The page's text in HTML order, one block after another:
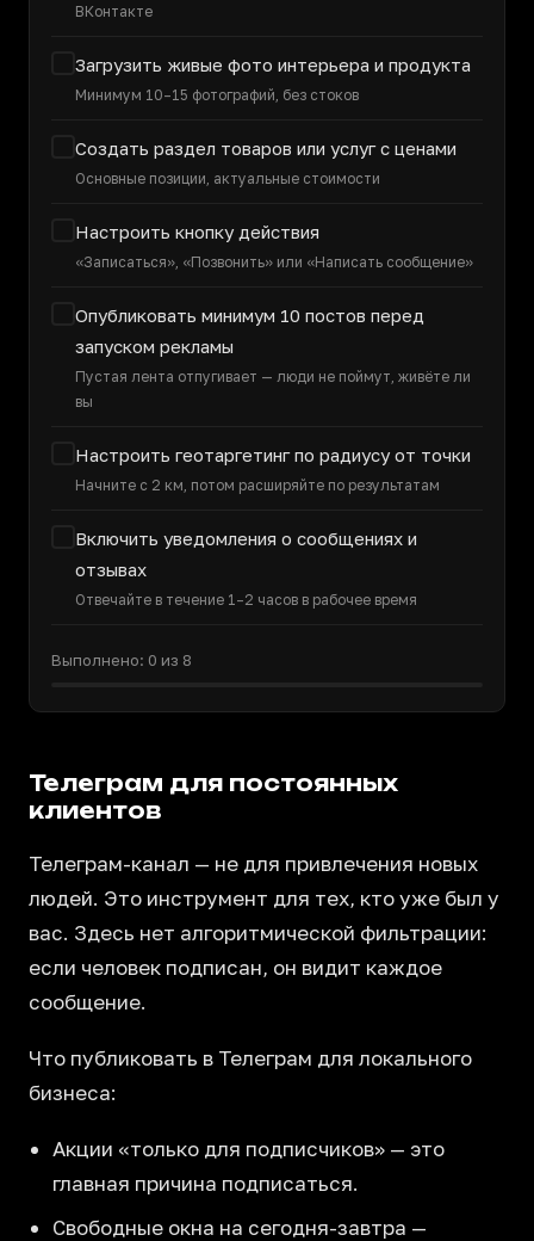
ВКонтакте
Загрузить живые фото интерьера и продукта
Минимум 10–15 фотографий, без стоков
Создать раздел товаров или услуг с ценами
Основные позиции, актуальные стоимости
Настроить кнопку действия
«Записаться», «Позвонить» или «Написать сообщение»
Опубликовать минимум 10 постов перед
запуском рекламы
Пустая лента отпугивает — люди не поймут, живёте ли
вы
Настроить геотаргетинг по радиусу от точки
Начните с 2 км, потом расширяйте по результатам
Включить уведомления о сообщениях и
отзывах
Отвечайте в течение 1–2 часов в рабочее время
Выполнено: 0 из 8
Телеграм для постоянных
клиентов
Телеграм-канал — не для привлечения новых
людей. Это инструмент для тех, кто уже был у
вас. Здесь нет алгоритмической фильтрации:
если человек подписан, он видит каждое
сообщение.
Что публиковать в Телеграм для локального
бизнеса:
Акции «только для подписчиков» — это
главная причина подписаться.
Свободные окна на сегодня-завтра —